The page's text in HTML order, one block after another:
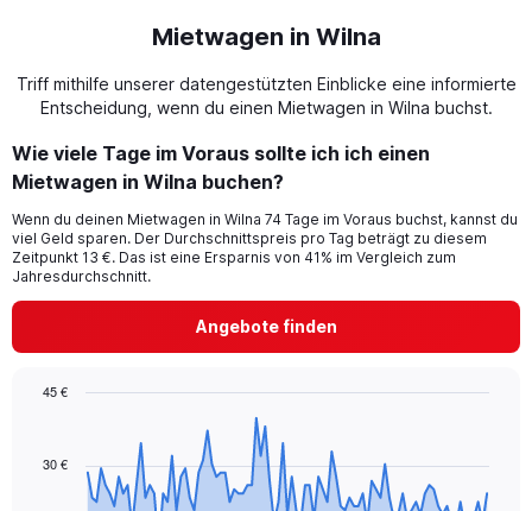
Mietwagen in Wilna
Triff mithilfe unserer datengestützten Einblicke eine informierte
Entscheidung, wenn du einen Mietwagen in Wilna buchst.
Wie viele Tage im Voraus sollte ich ich einen
Mietwagen in Wilna buchen?
Wenn du deinen Mietwagen in Wilna 74 Tage im Voraus buchst, kannst du
viel Geld sparen. Der Durchschnittspreis pro Tag beträgt zu diesem
Zeitpunkt 13 €. Das ist eine Ersparnis von 41% im Vergleich zum
Jahresdurchschnitt.
Angebote finden
data
30 €
45 €